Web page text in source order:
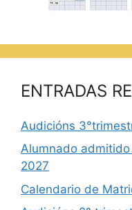
ENTRADAS
Audicións
Alumnado
2027
Calendario de